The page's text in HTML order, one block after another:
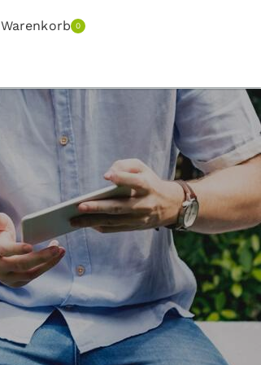
Warenkorb 0